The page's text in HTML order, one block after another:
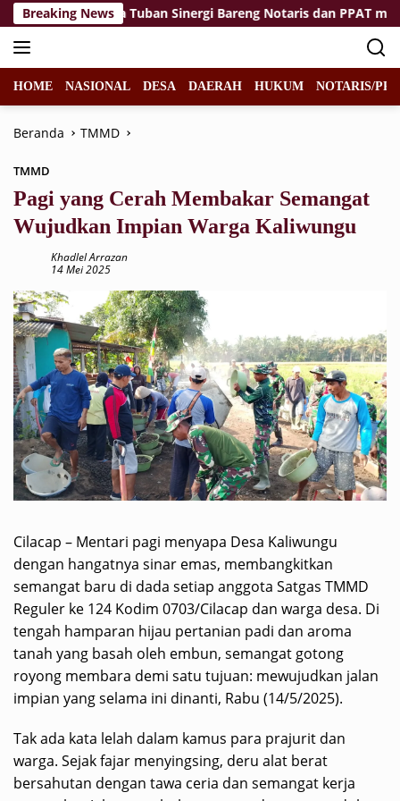
Langsung
ke
konten
Breaking News
KPP Pratama Tuban Sinergi Bareng Notaris dan PPAT
HOME NASIONAL DESA DAERAH HUKUM NOTARIS/
Beranda TMMD
TMMD
Pagi yang Cerah Membakar Semangat
Wujudkan Impian Warga Kaliwungu
Khadlel Arrazan
14 Mei 2025
Cilacap – Mentari pagi menyapa Desa Kaliwungu
dengan hangatnya sinar emas, membangkitkan
semangat baru di dada setiap anggota Satgas TMMD
Reguler ke 124 Kodim 0703/Cilacap dan warga desa. Di
tengah hamparan hijau pertanian padi dan aroma
tanah yang basah oleh embun, semangat gotong
royong membara demi satu tujuan: mewujudkan jalan
impian yang selama ini dinanti, Rabu (14/5/2025).
Tak ada kata lelah dalam kamus para prajurit dan
warga. Sejak fajar menyingsing, deru alat berat
bersahutan dengan tawa ceria dan semangat kerja